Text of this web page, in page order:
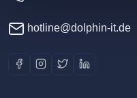
hotline@dolphin-it.de